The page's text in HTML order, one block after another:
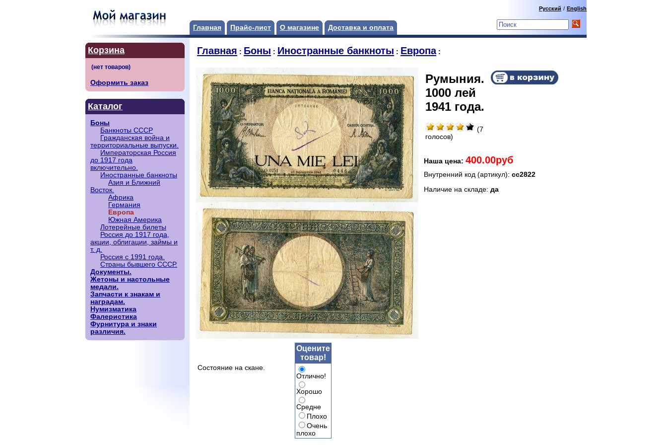
Главная Прайс-лист О магазине Доставка и оплата
Русский / English
Корзина
Оформить заказ
Каталог
Боны
Банкноты СССР
Гражданская война и
территориальные выпуски.
Императорская Россия
до 1917 года
включительно.
Иностранные банкноты
Азия и Ближний
Восток.
Африка
Германия
Европа
Южная Америка
Лотерейные билеты
Россия до 1917 года,
акции, облигации, займы и
т. д.
Россия с 1991 года.
Страны бывшего СССР.
Документы.
Жетоны и настольные
медали.
Запчасти к знакам и
наградам.
Нумизматика
Фалеристика
Фурнитура и знаки
различия.
Главная : Боны : Иностранные банкноты : Европа:
Румыния.
1000 лей
1941 года.
(7
голосов)
Наша цена: 400.00руб
Внутренний код (артикул): сс2822
Наличие на складе: да
Состояние на скане.
Оцените
товар!
Отлично!
Хорошо
Средне
Плохо
Очень
плохо